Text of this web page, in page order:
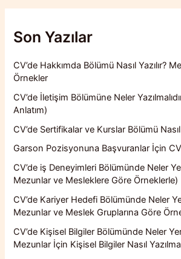
Son Yazılar
CV’de Hakkımda Bölümü Nasıl Yazılır?
Örnekler
CV’de İletişim Bölümüne Neler
Anlatım)
CV’de Sertifikalar ve Kurslar Bölümü Nasıl
Garson Pozisyonuna Başvuranlar İçin
CV’de iş Deneyimleri Bölümünde Neler
Mezunlar ve Mesleklere Göre Örneklerle)
CV’de Kariyer Hedefi Bölümünde Neler
Mezunlar ve Meslek Gruplarına Göre
CV’de Kişisel Bilgiler Bölümünde Neler
Mezunlar İçin Kişisel Bilgiler Nasıl